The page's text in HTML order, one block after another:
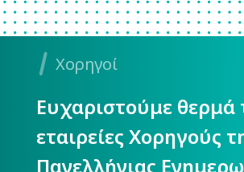
Χορηγοί
Ευχαριστούμε θερμά
εταιρείες Χορηγούς
Πανελλήνιας